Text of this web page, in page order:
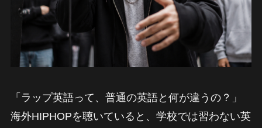
「ラップ英語って、普通の英語と何が違うの？」
海外HIPHOPを聴いていると、学校では習わない英